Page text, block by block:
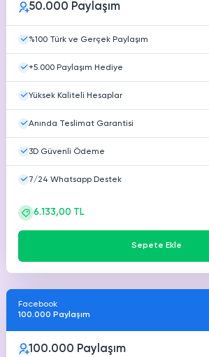
50.000 Paylaşım
%100 Türk ve Gerçek Paylaşım
+5.000 Paylaşım Hediye
Yüksek Kaliteli Hesaplar
Anında Teslimat Garantisi
3D Güvenli Ödeme
7/24 Whatsapp Destek
6.133,00 TL
Sepete Ekle
Facebook
100.000 Paylaşım
100.000 Paylaşım